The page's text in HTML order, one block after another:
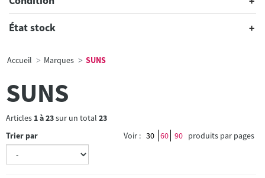
État stock
Accueil Marques SUNS
SUNS
Articles 1à23sur un total 23
Trier par
Voir : 30 60 90 produits par pages